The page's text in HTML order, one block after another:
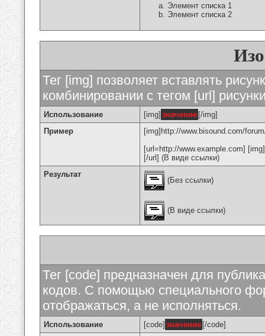
Элемент списка 1
Элемент списка 2
Тег [img] позволяет вставлять
комбинировании с тегом [url]
Использование [img] значение [/img]
Пример
[img]http://www.bisound.com/
[url=http://www.example.com]
[/url] (В виде ссылки)
Результат
(Без ссылки)
(В виде ссылки)
Тег [code] предназначен для
кодов. С помощью специального
отображаться, а не исполняться.
Использование [code] значение [/code]